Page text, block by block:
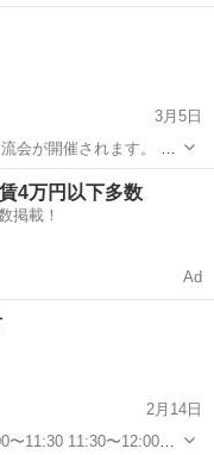
3月5日
会が開催されます。 お
4万円以下多数
掲載！
Ad
2月14日
〜11:30 11:30〜12:00